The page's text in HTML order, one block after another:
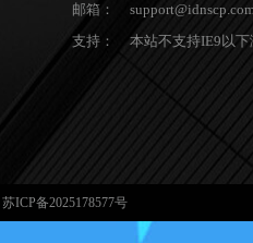
邮箱：
支持：
本站不支持IE9以
苏ICP备2025178577号